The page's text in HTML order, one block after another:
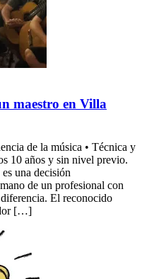
maestro en Villa
de la música • Técnica y
10 años y sin nivel previo.
una decisión
de un profesional con
El reconocido
[…]